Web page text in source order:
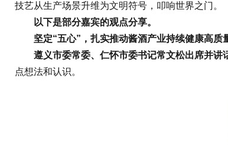
技艺从生产场景升维为文明符号，叩响世界之门。
以下是部分嘉宾的观点分享。
坚定“五心”，扎实推动酱酒产业持续健康高质
遵义市委常委、仁怀市委书记常文松出席并讲
点想法和认识。